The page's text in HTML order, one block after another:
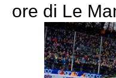
ore di Le